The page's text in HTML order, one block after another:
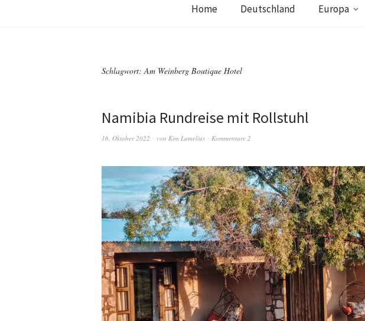
Home Deutschland Europa
Schlagwort:Am Weinberg Boutique Hotel
Namibia Rundreise mit Rollstuhl
16. Oktober 2022 von Kim Lumelius Kommentare 2